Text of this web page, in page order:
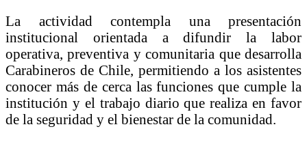
La actividad contempla una presentación
institucional orientada a difundir la labor
operativa, preventiva y comunitaria que desarrolla
Carabineros de Chile, permitiendo a los asistentes
conocer más de cerca las funciones que cumple la
institución y el trabajo diario que realiza en favor
de la seguridad y el bienestar de la comunidad.